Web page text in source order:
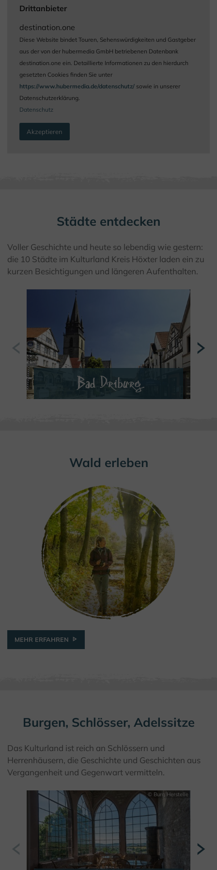
Drittanbieter
destination.one
Diese Website bindet Touren, Sehenswürdigkeiten und Gastgeber
aus der von der hubermedia GmbH betriebenen Datenbank
destination.one ein. Detaillierte Informationen zu den hierdurch
gesetzten Cookies finden Sie unter
https://www.hubermedia.de/datenschutz/ sowie in unserer
Datenschutzerklärung.
Datenschutz
Akzeptieren
Städte entdecken
Voller Geschichte und heute so lebendig wie gestern:
die 10 Städte im Kulturland Kreis Höxter laden ein zu
kurzen Besichtigungen und längeren Aufenthalten.
Bad Driburg
Wald erleben
MEHR ERFAHREN
Burgen, Schlösser, Adelssitze
Das Kulturland ist reich an Schlössern und
Herrenhäusern, die Geschichte und Geschichten aus
Vergangenheit und Gegenwart vermitteln.
© Burg Herstelle